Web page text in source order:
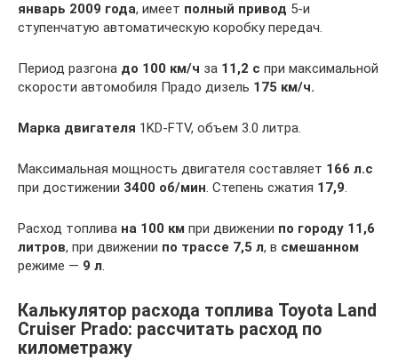
январь 2009 года, имеет полный привод 5-и
ступенчатую автоматическую коробку передач.
Период разгона до 100 км/ч за 11,2 с при максимальной
скорости автомобиля Прадо дизель 175 км/ч.
Марка двигателя 1KD-FTV, объем 3.0 литра.
Максимальная мощность двигателя составляет 166 л.с
при достижении 3400 об/мин. Степень сжатия 17,9.
Расход топлива на 100 км при движении по городу 11,6
литров, при движении по трассе 7,5 л, в смешанном
режиме — 9 л.
Калькулятор расхода топлива Toyota Land
Cruiser Prado: рассчитать расход по
километражу